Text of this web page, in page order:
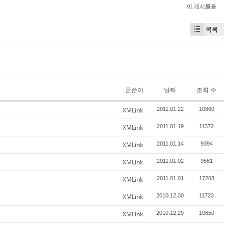
이 게시물을
목록
글쓴이 날짜 조회 수
XMLink 2011.01.22 10860
XMLink 2011.01.19 11372
XMLink 2011.01.14 9394
XMLink 2011.01.02 9561
XMLink 2011.01.01 17268
XMLink 2010.12.30 11723
XMLink 2010.12.29 10650